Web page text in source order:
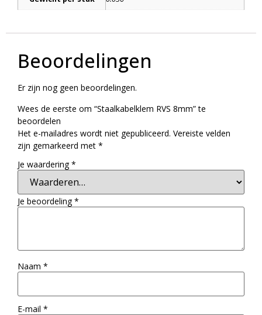
Beoordelingen
Er zijn nog geen beoordelingen.
Wees de eerste om “Staalkabelklem RVS 8mm” te
beoordelen
Het e-mailadres wordt niet gepubliceerd. Vereiste velden
zijn gemarkeerd met *
Je waardering*
Je beoordeling*
Naam *
E-mail *